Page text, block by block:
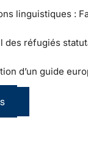
linguistiques :
des réfugiés
d’un guide